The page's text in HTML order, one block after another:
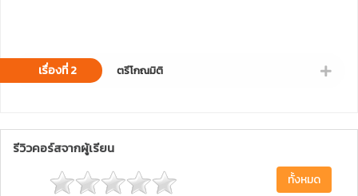
เรื่องที่ 2 ตรีโกณมิติ
รีวิวคอร์สจากผู้เรียน
ทั้งหมด